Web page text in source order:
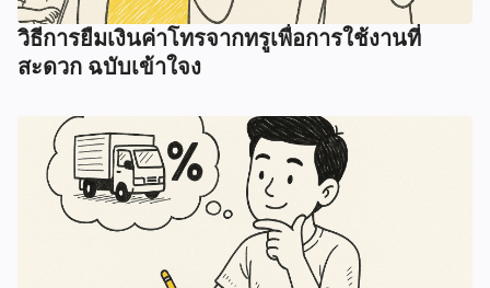
วิธีการยืมเงินค่าโทรจากทรูเพื่อการใช้งานที่
สะดวก ฉบับเข้าใจง